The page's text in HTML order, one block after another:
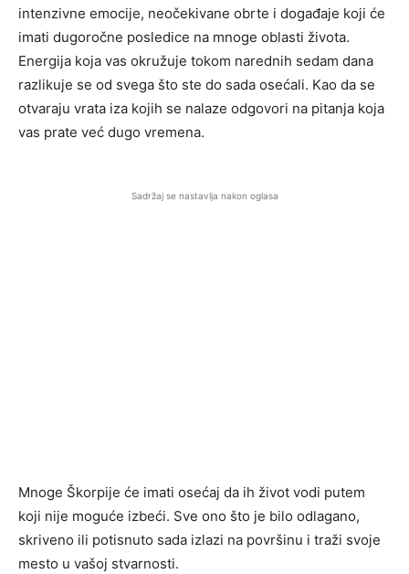
intenzivne emocije, neočekivane obrte i događaje koji će
imati dugoročne posledice na mnoge oblasti života.
Energija koja vas okružuje tokom narednih sedam dana
razlikuje se od svega što ste do sada osećali. Kao da se
otvaraju vrata iza kojih se nalaze odgovori na pitanja koja
vas prate već dugo vremena.
Sadržaj se nastavlja nakon oglasa
Mnoge Škorpije će imati osećaj da ih život vodi putem
koji nije moguće izbeći. Sve ono što je bilo odlagano,
skriveno ili potisnuto sada izlazi na površinu i traži svoje
mesto u vašoj stvarnosti.